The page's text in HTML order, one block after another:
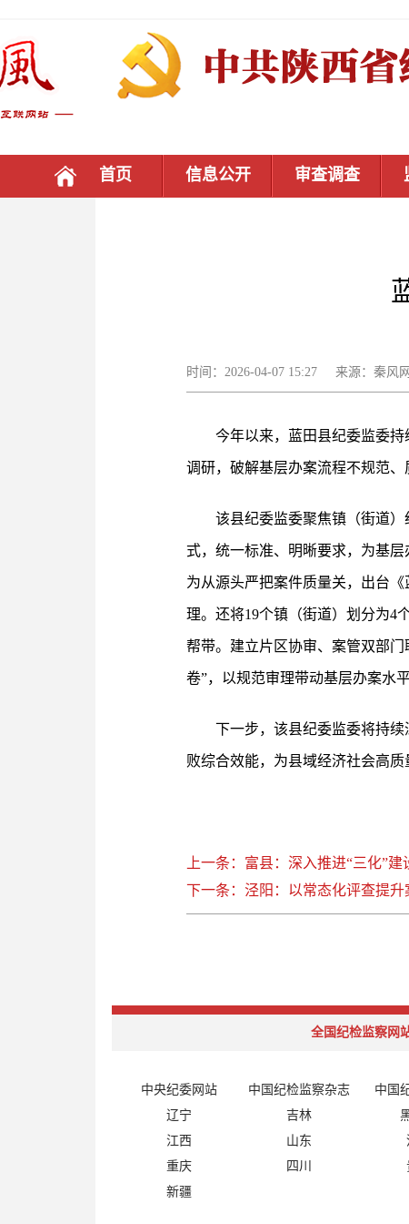
首页 信息公开 审查调查
时间：2026-04-07 15:27 来源：秦
今年以来，蓝田县纪委监委
调研，破解基层办案流程不规范、
该县纪委监委聚焦镇（街道
式，统一标准、明晰要求，为基
为从源头严把案件质量关，出台
理。还将19个镇（街道）划分为4
帮带。建立片区协审、案管双部
卷”，以规范审理带动基层办案水平
下一步，该县纪委监委将持
败综合效能，为县域经济社会高
上一条：富县：深入推进“三化”
下一条：泾阳：以常态化评查提升
全国纪检监察网
中央纪委网站 中国纪检监察杂志 中国
辽宁
吉林
江西
山东
重庆
四川
新疆